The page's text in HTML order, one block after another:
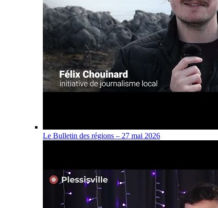
Le Bulletin des régions – 27 mai 2026